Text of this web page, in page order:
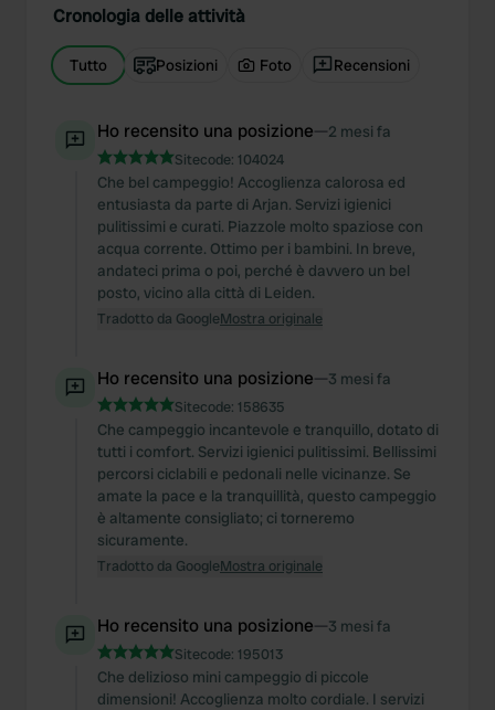
Cronologia delle attività
Tutto Posizioni Foto Recensioni
Ho recensito una posizione—2 mesi fa
Sitecode: 104024
Che bel campeggio! Accoglienza calorosa ed
entusiasta da parte di Arjan. Servizi igienici
pulitissimi e curati. Piazzole molto spaziose con
acqua corrente. Ottimo per i bambini. In breve,
andateci prima o poi, perché è davvero un bel
posto, vicino alla città di Leiden.
Tradotto da GoogleMostra originale
Ho recensito una posizione—3 mesi fa
Sitecode: 158635
Che campeggio incantevole e tranquillo, dotato di
tutti i comfort. Servizi igienici pulitissimi. Bellissimi
percorsi ciclabili e pedonali nelle vicinanze. Se
amate la pace e la tranquillità, questo campeggio
è altamente consigliato; ci torneremo
sicuramente.
Tradotto da GoogleMostra originale
Ho recensito una posizione—3 mesi fa
Sitecode: 195013
Che delizioso mini campeggio di piccole
dimensioni! Accoglienza molto cordiale. I servizi